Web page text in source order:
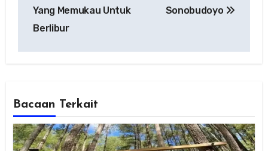
Yang Memukau Untuk
Berlibur
Sonobudoyo
Bacaan Terkait